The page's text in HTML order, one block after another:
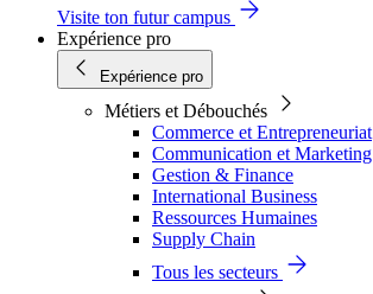
Visite ton futur campus
Expérience pro
Expérience pro
Métiers et Débouchés
Commerce et Entrepreneuriat
Communication et Marketing
Gestion & Finance
International Business
Ressources Humaines
Supply Chain
Tous les secteurs